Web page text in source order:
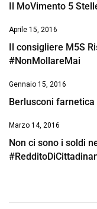
Il MoVimento 5
Aprile 15, 2016
Il consigliere M5S
#NonMollareMai
Gennaio 15, 2016
Berlusconi
Marzo 14, 2016
Non ci sono i soldi